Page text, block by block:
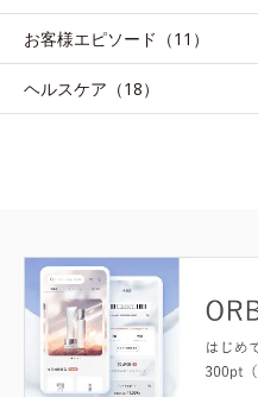
お客様エピソード（11）
ヘルスケア（18）